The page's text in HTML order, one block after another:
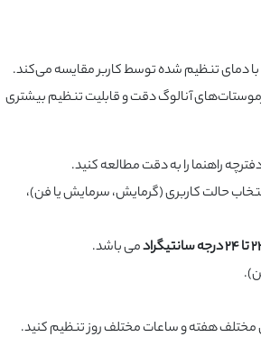
با دمای تنظیم شده توسط کاربر مقایسه می‌کند.
آنالوگ دقت و قابلیت تنظیم بیشتری
راهنما را به دقت مطالعه کنید.
حالت کاربری (گرمایش، سرمایش یا فن)،
تا 24 درجه سانتیگراد
می باشد.
مختلف هفته و ساعات مختلف روز تنظیم کنید.